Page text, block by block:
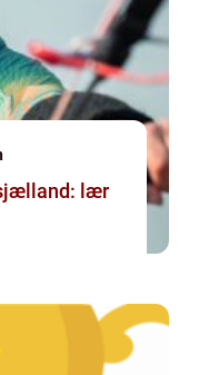
lær